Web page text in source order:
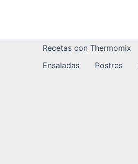
Recetas con Thermomix
Ensaladas
Postres